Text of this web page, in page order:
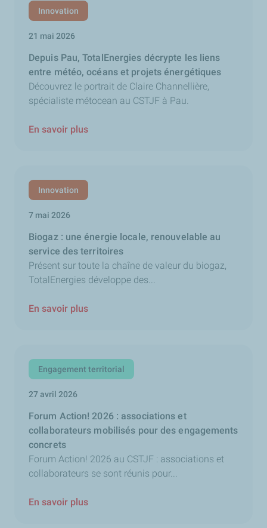
Innovation
21 mai 2026
Depuis Pau, TotalEnergies décrypte les liens
entre météo, océans et projets énergétiques
Découvrez le portrait de Claire Channellière,
spécialiste métocean au CSTJF à Pau.
En savoir plus
Innovation
7 mai 2026
Biogaz : une énergie locale, renouvelable au
service des territoires
Présent sur toute la chaîne de valeur du biogaz,
TotalEnergies développe des...
En savoir plus
Engagement territorial
27 avril 2026
Forum Action! 2026 : associations et
collaborateurs mobilisés pour des engagements
concrets
Forum Action! 2026 au CSTJF : associations et
collaborateurs se sont réunis pour...
En savoir plus